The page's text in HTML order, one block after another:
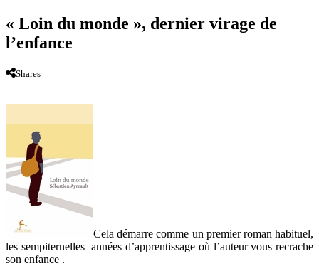
« Loin du monde », dernier virage de
l’enfance
Shares
Cela démarre comme un premier roman habituel,
les sempiternelles années d’apprentissage où l’auteur vous recrache
son enfance .